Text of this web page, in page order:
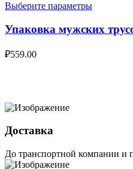
Выберите параметры
Упаковка мужских
₽559.00
Доставка
До транспортной компании и